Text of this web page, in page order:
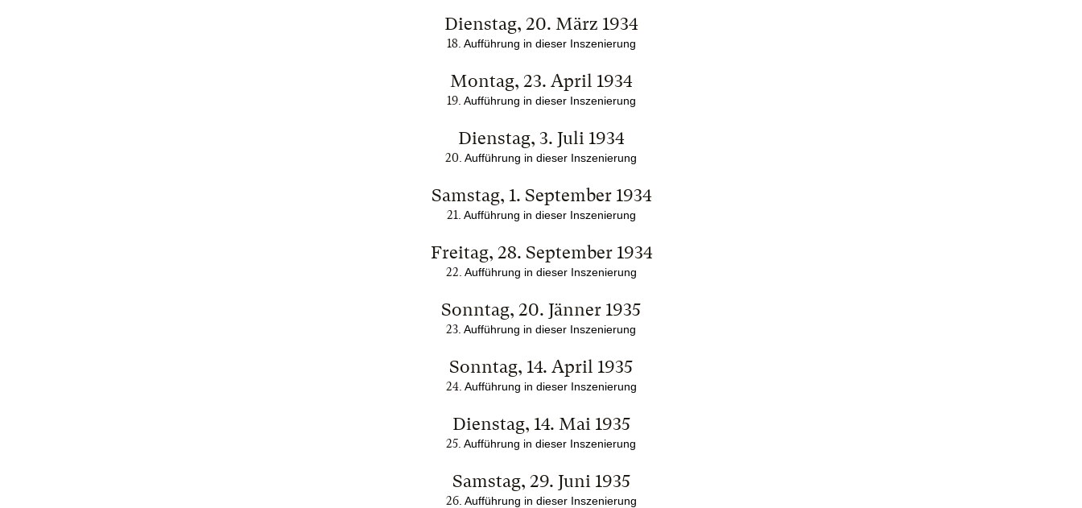
Dienstag, 20. März 1934
18. Aufführung in dieser Inszenierung
Montag, 23. April 1934
19. Aufführung in dieser Inszenierung
Dienstag, 3. Juli 1934
20 . Aufführung in dieser Inszenierung
Samstag, 1. September 1934
21 . Aufführung in dieser Inszenierung
Freitag, 28. September 1934
22 . Aufführung in dieser Inszenierung
Sonntag, 20. Jänner 1935
23 . Aufführung in dieser Inszenierung
Sonntag, 14. April 1935
24. Aufführung in dieser Inszenierung
Dienstag, 14. Mai 1935
25 . Aufführung in dieser Inszenierung
Samstag, 29. Juni 1935
26. Aufführung in dieser Inszenierung